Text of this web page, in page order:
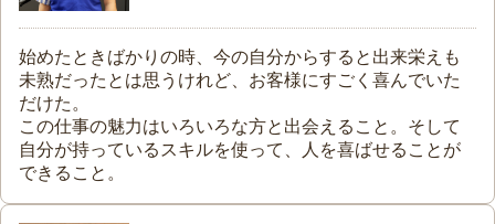
始めたときばかりの時、今の自分からすると出来栄えも
未熟だったとは思うけれど、お客様にすごく喜んでいた
だけた。
この仕事の魅力はいろいろな方と出会えること。そして
自分が持っているスキルを使って、人を喜ばせることが
できること。